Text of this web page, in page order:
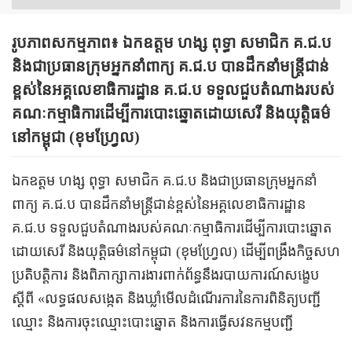
រូបភាពសកម្មភាព៖ ឯកឧត្ដម ហង្ស ពុទ្ធា សមាជិក គ.ជ.ប
និងជាប្រធានក្រុមអ្នកនាំពាក្យ គ.ជ.ប បានដឹកនាំមន្ត្រីជាន់
ខ្ពស់នៃអគ្គលេខាធិការដ្ឋាន គ.ជ.ប ទទួលជួបតំណាងរបស់
គណៈកម្មាធិការដើម្បីការបោះឆ្នោតដោយសេរី និងយុត្តិធម៌
នៅកម្ពុជា (ខុមហ្វ្រែល)
ឯកឧត្ដម ហង្ស ពុទ្ធា សមាជិក គ.ជ.ប និងជាប្រធានក្រុមអ្នកនាំ
ពាក្យ គ.ជ.ប បានដឹកនាំមន្ត្រីជាន់ខ្ពស់នៃអគ្គលេខាធិការដ្ឋាន
គ.ជ.ប ទទួលជួបតំណាងរបស់គណៈកម្មាធិការដើម្បីការបោះឆ្នោត
ដោយសេរី និងយុត្តិធម៌នៅកម្ពុជា (ខុមហ្វ្រែល) ដើម្បីពង្រឹងកិច្ចសហ
ប្រតិបត្តិការ និងពិភាក្សាការងារពាក់ព័ន្ធនឹងរបាយការណ៍សង្ខេប
ស្ដីពី «លទ្ធផលសង្កេត និងឃ្លាំមើលដំណើរការនៃការពិនិត្យបញ្ជី
ឈ្មោះ និងការចុះឈ្មោះបោះឆ្នោត និងការធ្វើសវនកម្មបញ្ជី